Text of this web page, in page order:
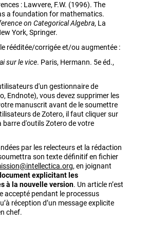
: Lawvere, F.W. (1996). The
a foundation for mathematics.
on Categorical Algebra, La
York, Springer.
rééditée/corrigée et/ou augmentée :
sur le vice. Paris, Hermann. 5e éd.,
d'un gestionnaire de
Endnote), vous devez supprimer les
manuscrit avant de le soumettre
de Zotero, il faut cliquer sur
barre d'outils Zotero de votre
par les relecteurs et la rédaction
son texte définitif en fichier
, en joignant
explicitant les
à la nouvelle version. Un article n’est
accepté pendant le processus
réception d’un message explicite
chef.